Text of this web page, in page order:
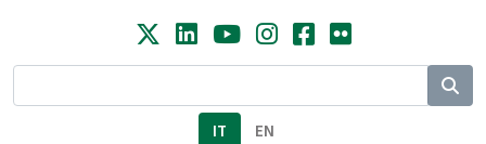
IT EN